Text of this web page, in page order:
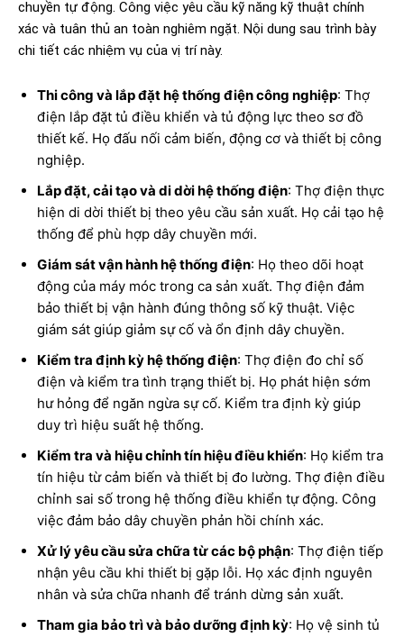
chuyền tự động. Công việc yêu cầu kỹ năng kỹ thuật chính
xác và tuân thủ an toàn nghiêm ngặt. Nội dung sau trình bày
chi tiết các nhiệm vụ của vị trí này.
Thi công và lắp đặt hệ thống điện công nghiệp: Thợ
điện lắp đặt tủ điều khiển và tủ động lực theo sơ đồ
thiết kế. Họ đấu nối cảm biến, động cơ và thiết bị công
nghiệp.
Lắp đặt, cải tạo và di dời hệ thống điện: Thợ điện thực
hiện di dời thiết bị theo yêu cầu sản xuất. Họ cải tạo hệ
thống để phù hợp dây chuyền mới.
Giám sát vận hành hệ thống điện: Họ theo dõi hoạt
động của máy móc trong ca sản xuất. Thợ điện đảm
bảo thiết bị vận hành đúng thông số kỹ thuật. Việc
giám sát giúp giảm sự cố và ổn định dây chuyền.
Kiểm tra định kỳ hệ thống điện: Thợ điện đo chỉ số
điện và kiểm tra tình trạng thiết bị. Họ phát hiện sớm
hư hỏng để ngăn ngừa sự cố. Kiểm tra định kỳ giúp
duy trì hiệu suất hệ thống.
Kiểm tra và hiệu chỉnh tín hiệu điều khiển: Họ kiểm tra
tín hiệu từ cảm biến và thiết bị đo lường. Thợ điện điều
chỉnh sai số trong hệ thống điều khiển tự động. Công
việc đảm bảo dây chuyền phản hồi chính xác.
Xử lý yêu cầu sửa chữa từ các bộ phận: Thợ điện tiếp
nhận yêu cầu khi thiết bị gặp lỗi. Họ xác định nguyên
nhân và sửa chữa nhanh để tránh dừng sản xuất.
Tham gia bảo trì và bảo dưỡng định kỳ: Họ vệ sinh tủ